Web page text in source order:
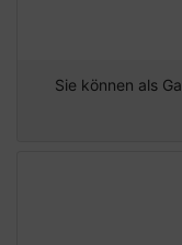
Sie können als